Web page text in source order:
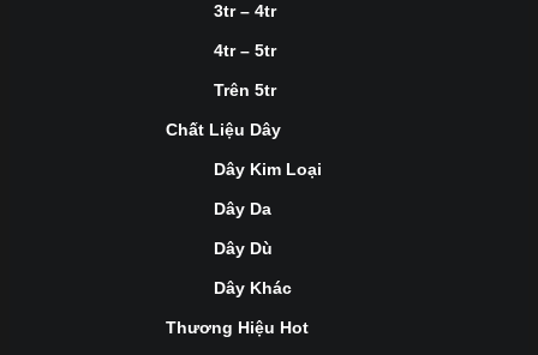
3tr – 4tr
4tr – 5tr
Trên 5tr
Chất Liệu Dây
Dây Kim Loại
Dây Da
Dây Dù
Dây Khác
Thương Hiệu Hot